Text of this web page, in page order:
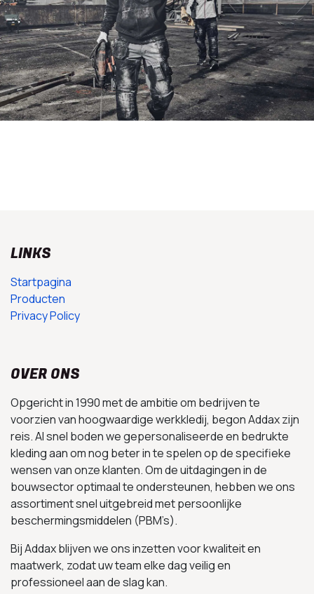
LINKS
Startpagina
Producten
Privacy Policy
OVER ONS
Opgericht in 1990 met de ambitie om bedrijven te
voorzien van hoogwaardige werkkledij, begon Addax zijn
reis. Al snel boden we gepersonaliseerde en bedrukte
kleding aan om nog beter in te spelen op de specifieke
wensen van onze klanten. Om de uitdagingen in de
bouwsector optimaal te ondersteunen, hebben we ons
assortiment snel uitgebreid met persoonlijke
beschermingsmiddelen (PBM’s).
Bij Addax blijven we ons inzetten voor kwaliteit en
maatwerk, zodat uw team elke dag veilig en
professioneel aan de slag kan.